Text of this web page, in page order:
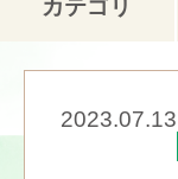
カテゴリ
2023.07.13